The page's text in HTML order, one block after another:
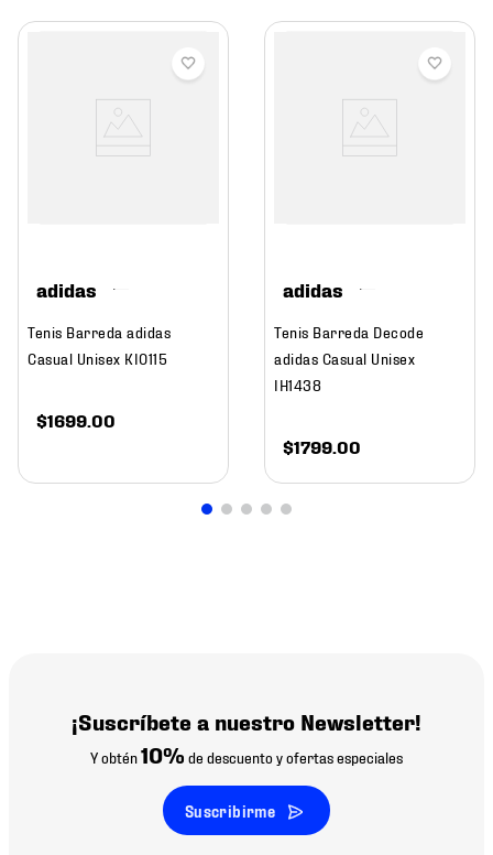
adidas
Tenis Barreda adidas
Casual Unisex KI0115
$1699.00
adidas
Tenis Barreda Decode
adidas Casual Unisex
IH1438
$1799.00
¡Suscríbete a nuestro Newsletter!
Y obtén10% de descuento y ofertas especiales
Suscribirme